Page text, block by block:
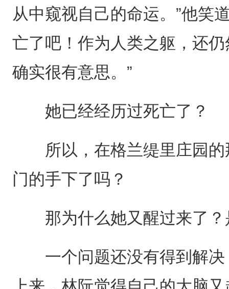
从中窥视自己的命运。”他笑
亡了吧！作为人类之躯，还
确实很有意思。”
她已经经历过死亡了？
所以，在格兰缇里庄园的
门的手下了吗？
那为什么她又醒过来了？
一个问题还没有得到解决